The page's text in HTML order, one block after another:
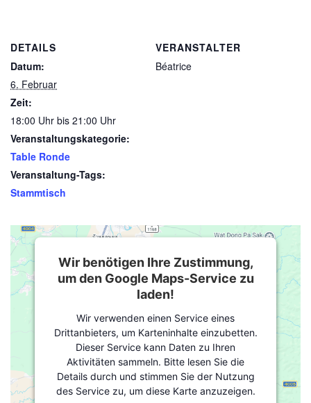
DETAILS
Datum:
6. Februar
Zeit:
18:00 Uhr bis 21:00 Uhr
Veranstaltungskategorie:
Table Ronde
Veranstaltung-Tags:
Stammtisch
VERANSTALTER
Béatrice
Wir benötigen Ihre Zustimmung,
um den Google Maps-Service zu
laden!
Wir verwenden einen Service eines
Drittanbieters, um Karteninhalte einzubetten.
Dieser Service kann Daten zu Ihren
Aktivitäten sammeln. Bitte lesen Sie die
Details durch und stimmen Sie der Nutzung
des Service zu, um diese Karte anzuzeigen.